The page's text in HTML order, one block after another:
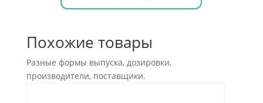
Похожие товары
Разные формы выпуска, дозировки,
производители, поставщики.